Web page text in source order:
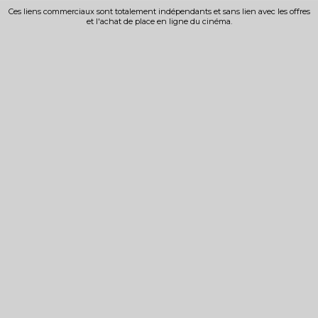
Ces liens commerciaux sont totalement indépendants et sans lien avec les offres
et l'achat de place en ligne du cinéma.